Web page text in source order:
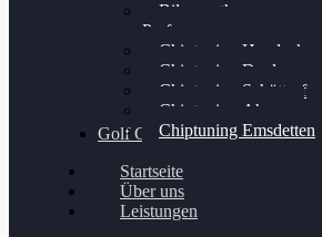
Bilgenroth
Performance
Chiptuning Herzlacke
Chiptuning Duelmen
Chiptuning Schüttorf
Chiptuning Ahaus
Chiptuning Emsdetten
Golf Gewinnspiel
Startseite
Über uns
Leistungen